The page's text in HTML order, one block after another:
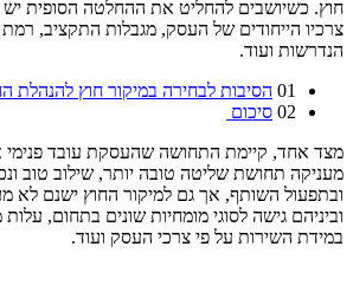
01 הסיבות לבחירה במיקור חוץ להנהלת
02 סיכום
מצד אחד, קיימת התחושה שהעסקת עובד פנימי
מעניקה תחושת שליטה טובה יותר, שילוב טוב
ובתפעול השותף, אך גם למיקור החוץ ישנם לא
וביניהם גישה לסוגי מומחיות שונים בתחום,
במידת השירות על פי צרכי העסק ועוד.